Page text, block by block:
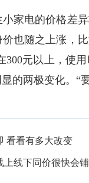
电的价格差异
也随之上涨，
300元以上，使
的两极变化。“
看看有多大改变
上线下同价很快会铺